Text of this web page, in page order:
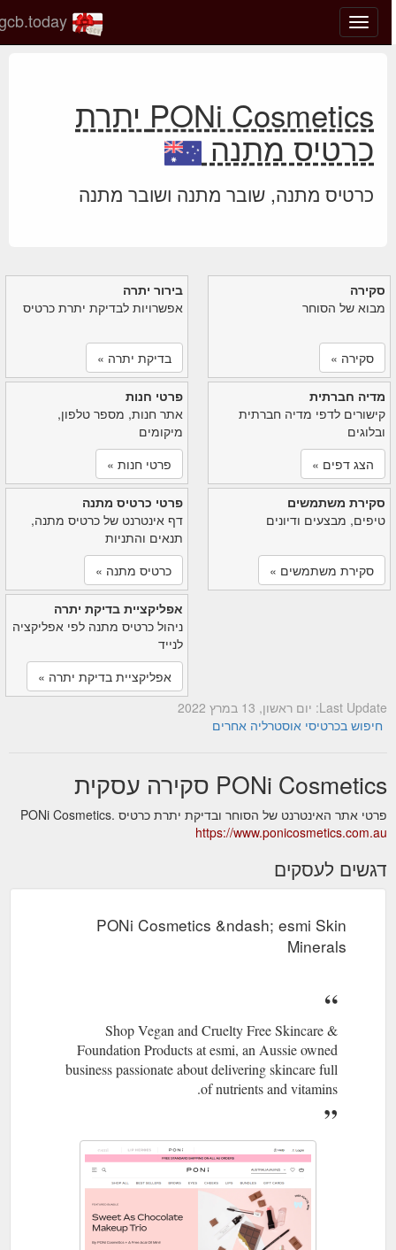
החלף
מצב
gcb.today
PONi Cosmetics יתרת
כרטיס מתנה
כרטיס מתנה, שובר מתנה ושובר מתנה
בירור יתרה
אפשרויות לבדיקת יתרת כרטיס
בדיקת יתרה »
סקירה
מבוא של הסוחר
סקירה »
פרטי חנות
אתר חנות, מספר טלפון,
מיקומים
פרטי חנות »
מדיה חברתית
קישורים לדפי מדיה חברתית
ובלוגים
הצג דפים »
פרטי כרטיס מתנה
דף אינטרנט של כרטיס מתנה,
תנאים והתניות
כרטיס מתנה »
סקירת משתמשים
טיפים, מבצעים ודיונים
סקירת משתמשים »
אפליקציית בדיקת יתרה
ניהול כרטיס מתנה לפי אפליקציה
לנייד
אפליקציית בדיקת יתרה »
Last Update: יום ראשון, 13 במרץ 2022
חיפוש בכרטיסי אוסטרליה אחרים
PONi Cosmetics סקירה עסקית
פרטי אתר האינטרנט של הסוחר ובדיקת יתרת כרטיס PONi Cosmetics.
https://www.ponicosmetics.com.au
דגשים לעסקים
PONi Cosmetics &ndash; esmi Skin
Minerals
Shop Vegan and Cruelty Free Skincare &
Foundation Products at esmi, an Aussie owned
business passionate about delivering skincare full
of nutrients and vitamins.